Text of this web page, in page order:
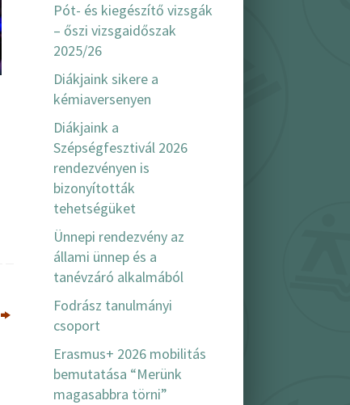
Pót- és kiegészítő vizsgák
– őszi vizsgaidőszak
2025/26
Diákjaink sikere a
kémiaversenyen
Diákjaink a
Szépségfesztivál 2026
rendezvényen is
bizonyították
tehetségüket
Ünnepi rendezvény az
állami ünnep és a
tanévzáró alkalmából
Fodrász tanulmányi
csoport
Erasmus+ 2026 mobilitás
bemutatása “Merünk
magasabbra törni”